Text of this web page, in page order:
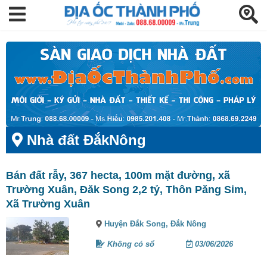
Nhà đất ĐắkNông
Bán đất rẫy, 367 hecta, 100m mặt đường, xã
Trường Xuân, Đăk Song 2,2 tỷ, Thôn Păng Sim,
Xã Trường Xuân
Huyện Đắk Song,Đắk Nông
Không có sổ 03/06/2026